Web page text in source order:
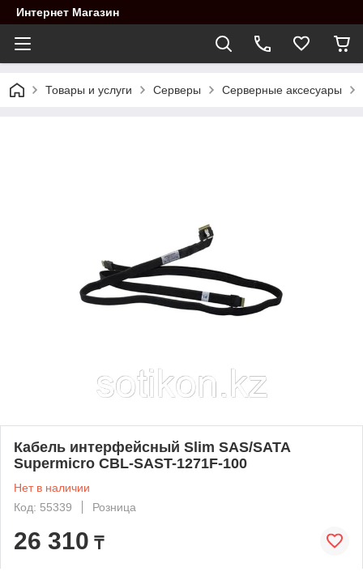
Интернет Магазин
Товары и услуги Cерверы Серверные аксесуары
Кабель интерфейсный Slim SAS/SATA
Supermicro CBL-SAST-1271F-100
Нет в наличии
Код: 55339
Розница
26 310 ₸